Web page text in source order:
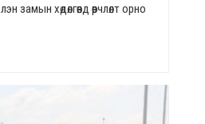
хөдөлгөөнд өөрчлөлт орно